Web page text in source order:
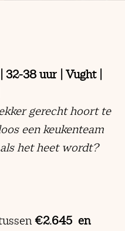
38 uur | Vught |
gerecht hoort te
een keukenteam
het heet wordt?
€2.645 en